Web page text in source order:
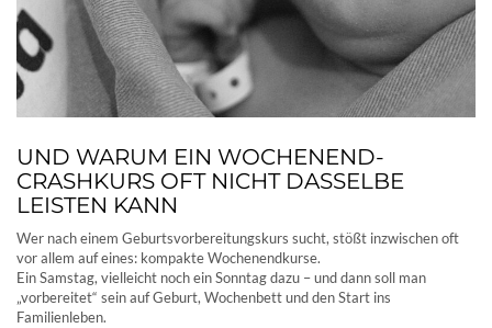
UND WARUM EIN WOCHENEND-
CRASHKURS OFT NICHT DASSELBE
LEISTEN KANN
Wer nach einem Geburtsvorbereitungskurs sucht, stößt inzwischen oft
vor allem auf eines: kompakte Wochenendkurse.
Ein Samstag, vielleicht noch ein Sonntag dazu – und dann soll man
„vorbereitet“ sein auf Geburt, Wochenbett und den Start ins
Familienleben.